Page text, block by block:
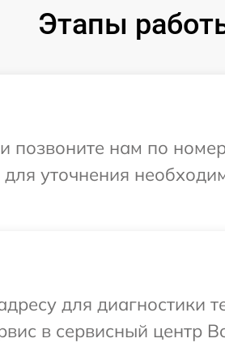
Этапы
нам по
уточнения
для диагностики
в сервисный центр